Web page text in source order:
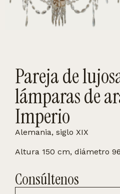
Pareja de
lámparas de
Imperio
Alemania, siglo XIX
Altura 150 cm, diámetro
Consúltenos